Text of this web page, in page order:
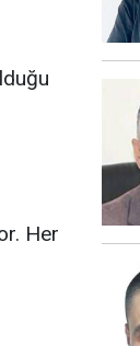
Her